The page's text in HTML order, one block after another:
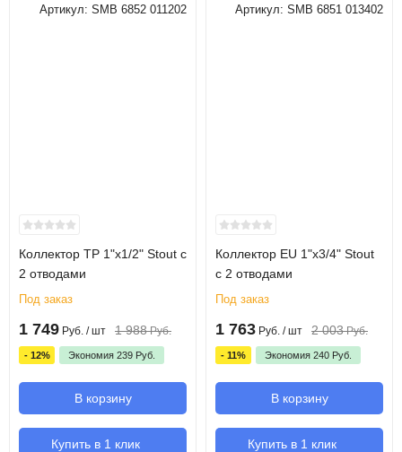
Артикул: SMB 6852 011202
Коллектор TP 1"х1/2" Stout с
2 отводами
Под заказ
1 749 Руб. / шт 1 988 Руб.
- 12% Экономия 239 Руб.
В корзину
Купить в 1 клик
Артикул: SMB 6851 013402
Коллектор EU 1"х3/4" Stout
с 2 отводами
Под заказ
1 763 Руб. / шт 2 003 Руб.
- 11% Экономия 240 Руб.
В корзину
Купить в 1 клик